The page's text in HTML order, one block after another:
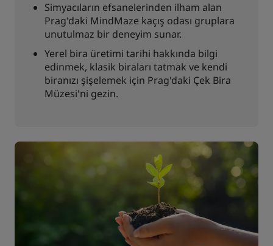
Simyacıların efsanelerinden ilham alan
Prag'daki MindMaze kaçış odası gruplara
unutulmaz bir deneyim sunar.
Yerel bira üretimi tarihi hakkında bilgi
edinmek, klasik biraları tatmak ve kendi
biranızı şişelemek için Prag'daki Çek Bira
Müzesi'ni gezin.